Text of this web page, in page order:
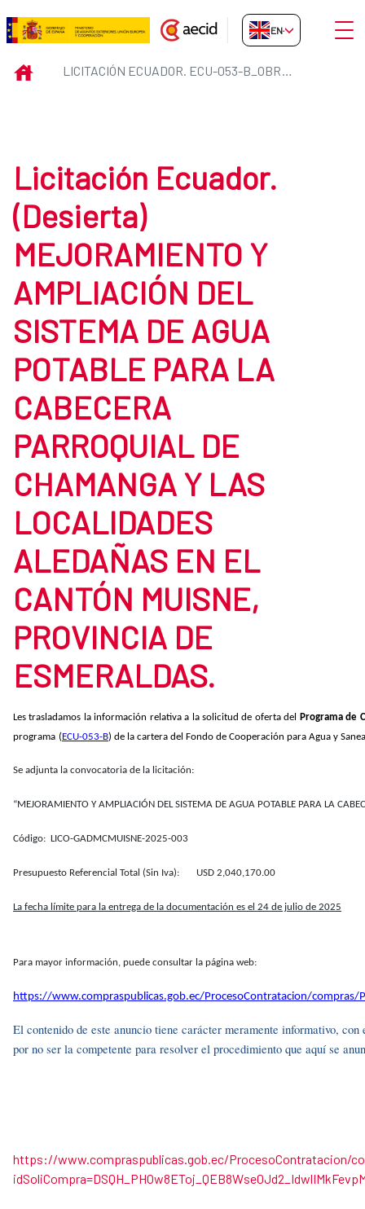
Skip to Main Content
Licitación Ecuador. ECU-053-
EN-GB
INICIO LICITACIÓN ECUADOR. ECU-053-B_OBRAS
Licitación Ecuador.
(Desierta)
MEJORAMIENTO Y
AMPLIACIÓN DEL
SISTEMA DE AGUA
POTABLE PARA LA
CABECERA
PARROQUIAL DE
CHAMANGA Y LAS
LOCALIDADES
ALEDAÑAS EN EL
CANTÓN MUISNE,
PROVINCIA DE
ESMERALDAS.
Les trasladamos la información relativa a la solicitud de oferta del
Programa de
programa ( ECU-053-B) de la cartera del Fondo de Cooperación para Agua y
Se adjunta la convocatoria de la licitación:
“MEJORAMIENTO Y AMPLIACIÓN DEL SISTEMA DE AGUA POTABLE PARA LA
Código: LICO-GADMCMUISNE-2025-003
Presupuesto Referencial Total (Sin Iva): USD 2,040,170.00
La fecha límite para la entrega de la documentación es el 24 de julio de 2025
Para mayor información, puede consultar la página web:
https://www.compraspublicas.gob.ec/ProcesoContratacion/compras/
El contenido de este anuncio tiene carácter meramente informativo,
por no ser la competente para resolver el procedimiento que aquí se
https://www.compraspublicas.gob.ec/ProcesoContratacion/